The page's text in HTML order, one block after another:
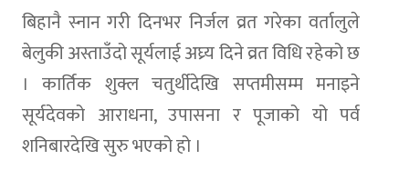
बिहानै स्नान गरी दिनभर निर्जल व्रत गरेका वर्तालुले
बेलुकी अस्ताउँदो सूर्यलाई अघ्र्य दिने व्रत विधि रहेको छ
। कार्तिक शुक्ल चतुर्थीदेखि सप्तमीसम्म मनाइने
सूर्यदेवको आराधना, उपासना र पूजाको यो पर्व
शनिबारदेखि सुरु भएको हो ।